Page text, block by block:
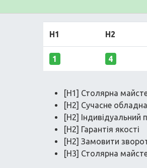
H1 H2
1 4
[H1] Столярна
[H2] Сучасне
[H2] Індивідуальний
[H2] Гарантія якості
[H2] Замовити
[H3] Столярна